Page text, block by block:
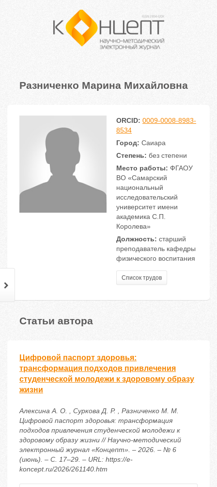
Разниченко Марина Михайловна
ORCID: 0009-0008-8983-
8534
Город: Саиара
Степень: без степени
Место работы: ФГАОУ
ВО «Самарский
национальный
исследовательский
университет имени
академика С.П.
Королева»
Должность: старший
преподаватель кафедры
физического воспитания
Список трудов
Статьи автора
Цифровой паспорт здоровья:
трансформация подходов привлечения
студенческой молодежи к здоровому образу
жизни
Алексина А. О. , Суркова Д. Р. , Разниченко М. М.
Цифровой паспорт здоровья: трансформация
подходов привлечения студенческой молодежи к
здоровому образу жизни // Научно-методический
электронный журнал «Концепт». – 2026. – № 6
(июнь). – С. 17–29. – URL: https://e-
koncept.ru/2026/261140.htm